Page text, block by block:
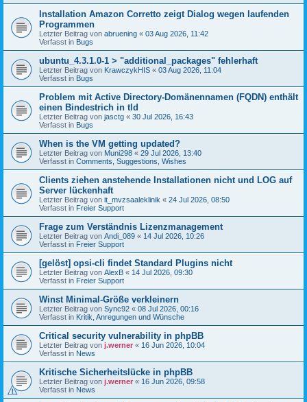
Installation Amazon Corretto zeigt Dialog wegen laufenden
Programmen
Letzter Beitrag von abruening « 03 Aug 2026, 11:42
Verfasst in Bugs
ubuntu_4.3.1.0-1 > "additional_packages" fehlerhaft
Letzter Beitrag von KrawczykHIS « 03 Aug 2026, 11:04
Verfasst in Bugs
Problem mit Active Directory-Domänennamen (FQDN) enthält
einen Bindestrich in tld
Letzter Beitrag von jasctg « 30 Jul 2026, 16:43
Verfasst in Bugs
When is the VM getting updated?
Letzter Beitrag von Muni298 « 29 Jul 2026, 13:40
Verfasst in Comments, Suggestions, Wishes
Clients ziehen anstehende Installationen nicht und LOG auf
Server lückenhaft
Letzter Beitrag von it_mvzsaaleklinik « 24 Jul 2026, 08:50
Verfasst in Freier Support
Frage zum Verständnis Lizenzmanagement
Letzter Beitrag von Andi_089 « 14 Jul 2026, 10:26
Verfasst in Freier Support
[gelöst] opsi-cli findet Standard Plugins nicht
Letzter Beitrag von AlexB « 14 Jul 2026, 09:30
Verfasst in Freier Support
Winst Minimal-Größe verkleinern
Letzter Beitrag von Sync92 « 08 Jul 2026, 00:16
Verfasst in Kritik, Anregungen und Wünsche
Critical security vulnerability in phpBB
Letzter Beitrag von j.werner « 16 Jun 2026, 10:04
Verfasst in News
Kritische Sicherheitslücke in phpBB
Letzter Beitrag von j.werner « 16 Jun 2026, 09:58
Verfasst in News